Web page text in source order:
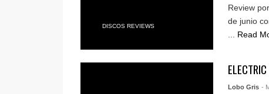
DISCOS REVIEWS
Review
de junio
Read
Lobo Gris -